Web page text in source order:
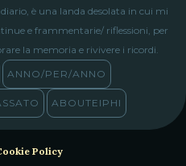
è una landa desolata in cui mi
e frammentarie/ riflessioni, per
la memoria e rivivere i ricordi.
ANNO/PER/ANNO
ABOUTEIPHI
Policy